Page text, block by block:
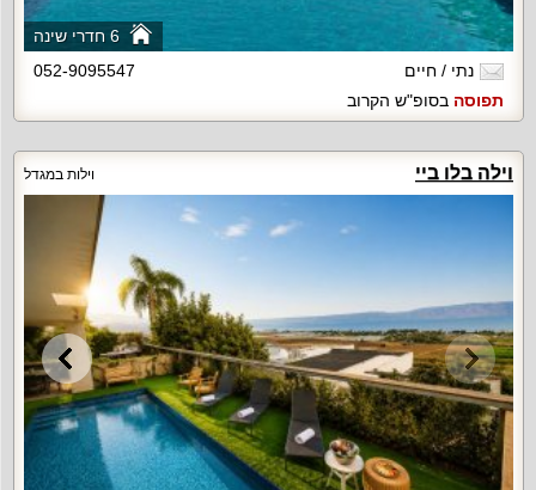
6 חדרי שינה
נתי / חיים
052-9095547
תפוסה בסופ"ש הקרוב
וילה בלו ביי וילות במגדל